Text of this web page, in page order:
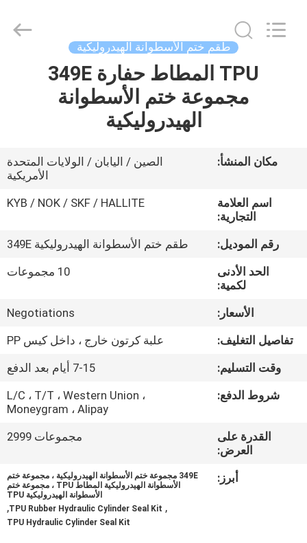
حول
المعمل
الجودة
اتصل
طقم ختم الأسطوانة الهيدروليكية
TPU المطاط حفارة 349E
مجموعة ختم الأسطوانة
الهيدروليكية
مكان المنشأ:
الصين / اليابان / الولايات المتحدة
الأمريكية
اسم العلامة
التجارية:
KYB / NOK / SKF / HALLITE
رقم الموديل:
طقم ختم الأسطوانة الهيدروليكية 349E
الحد الأدنى
لكمية:
10 مجموعات
الأسعار:
Negotiations
تفاصيل التغليف:
علبة كرتون خارج ، داخل كيس PP
وقت التسليم:
7-15 أيام بعد الدفع
شروط الدفع:
L/C ، T/T ، Western Union ،
Moneygram ، Alipay
القدرة على
العرض:
مجموعات 2999
أبرز:
349E مجموعة ختم الأسطوانة الهيدروليكية ، مجموعة ختم
الأسطوانة الهيدروليكية المطاط TPU ، مجموعة ختم
الأسطوانة الهيدروليكية TPU
,
TPU Rubber Hydraulic Cylinder Seal Kit
,
TPU Hydraulic Cylinder Seal Kit